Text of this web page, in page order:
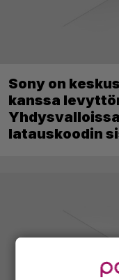
Sony on
kanssa
latauskoodin